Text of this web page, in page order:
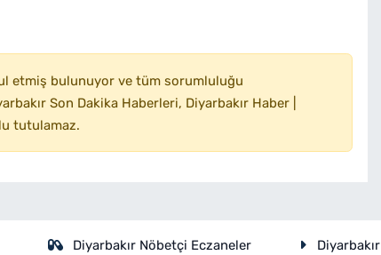
etmiş bulunuyor ve tüm sorumluluğu
Son Dakika Haberleri, Diyarbakır Haber |
tutulamaz.
Diyarbakır Nöbetçi Eczaneler
Diyarbakır